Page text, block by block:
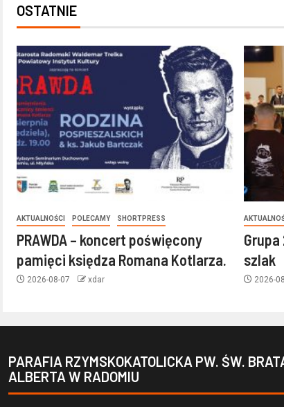
OSTATNIE
AKTUALNOŚCI POLECAMY SHORTPRESS
PRAWDA – koncert poświęcony
pamięci księdza Romana Kotlarza.
2026-08-07 xdar
szlak
2026-
PARAFIA RZYMSKOKATOLICKA PW. ŚW.
ALBERTA W RADOMIU